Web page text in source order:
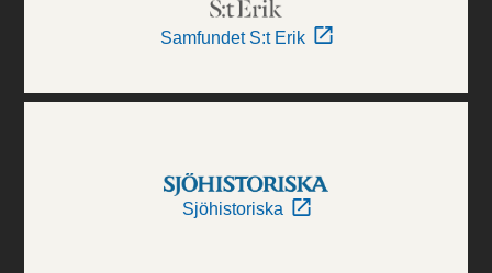
Samfundet S:t Erik
Sjöhistoriska